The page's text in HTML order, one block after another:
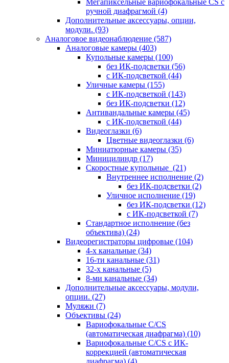
Мегапиксельные вариофокальные CS c
ручной диафрагмой (4)
Дополнительные аксессуары, опции,
модули. (93)
Аналоговое видеонаблюдение (587)
Аналоговые камеры (403)
Купольные камеры (100)
без ИК-подсветки (56)
с ИК-подсветкой (44)
Уличные камеры (155)
с ИК-подсветкой (143)
без ИК-подсветки (12)
Антивандальные камеры (45)
с ИК-подсветкой (44)
Видеоглазки (6)
Цветные видеоглазки (6)
Миниатюрные камеры (35)
Миницилиндр (17)
Скоростные купольные (21)
Внутреннее исполнение (2)
без ИК-подсветки (2)
Уличное исполнение (19)
без ИК-подсветки (12)
с ИК-подсветкой (7)
Стандартное исполнение (без
объектива) (24)
Видеорегистраторы цифровые (104)
4-х канальные (34)
16-ти канальные (31)
32-х канальные (5)
8-ми канальные (34)
Дополнительные аксессуары, модули,
опции. (27)
Муляжи (7)
Объективы (24)
Вариофокальные C/CS
(автоматическая диафрагма) (10)
Вариофокальные C/CS с ИК-
коррекцией (автоматическая
диафрагма) (4)